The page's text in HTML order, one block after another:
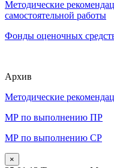
Методические
самостоятельной работы
Фонды оценочных
Архив
Методические
МР по выполнению ПР
МР по выполнению СР
×